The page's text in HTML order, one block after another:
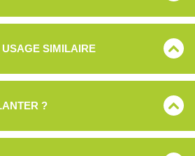
SIMILAIRE
?